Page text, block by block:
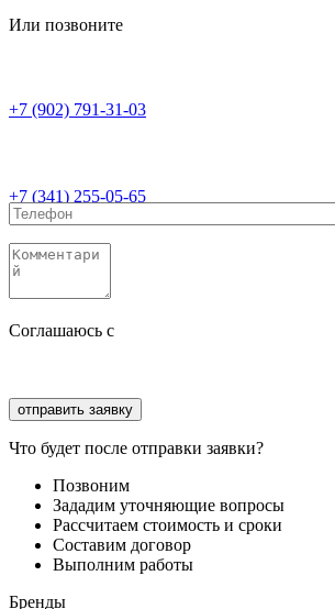
Или позвоните
+7 (902) 791-31-03
+7 (341) 255-05-65
Соглашаюсь с
Что будет после отправки заявки?
Позвоним
Зададим уточняющие вопросы
Рассчитаем стоимость и сроки
Составим договор
Выполним работы
Бренды